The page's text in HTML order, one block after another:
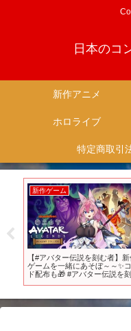
日本のコ
新作アニメ
ホロライブ
新作ゲーム
【#アバター伝説を刻む者】新
ゲームを一緒にあそぼ～～✨
ド配布も🎁 #アバター伝説を